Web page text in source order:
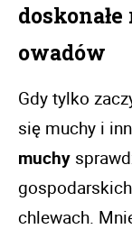
owadów
Gdy tylko
się muchy i
muchy
chlewach.